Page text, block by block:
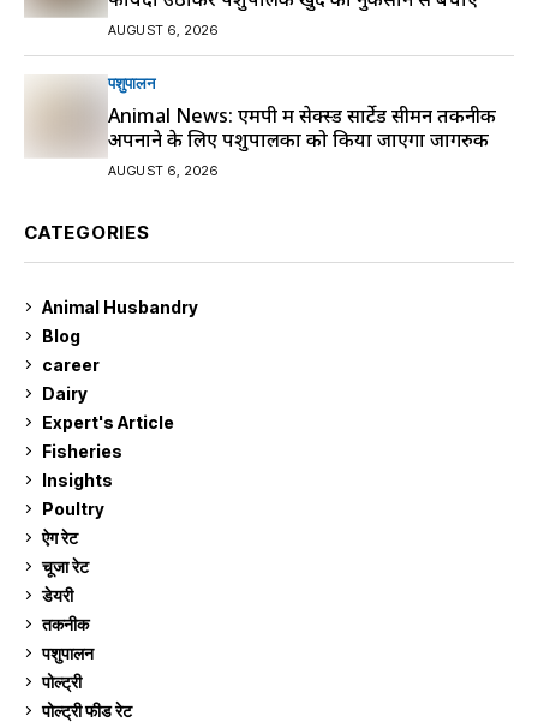
AUGUST 6, 2026
पशुपालन
Animal News: एमपी में सेक्स्ड सार्टेड सीमन तकनीक
अपनाने के लिए पशुपालकों को किया जाएगा जागरुक
AUGUST 6, 2026
CATEGORIES
Animal Husbandry
Blog
career
Dairy
Expert's Article
Fisheries
Insights
Poultry
ऐग रेट
चूजा रेट
डेयरी
तकनीक
पशुपालन
पोल्ट्री
पोल्ट्री फीड रेट